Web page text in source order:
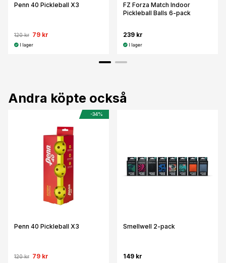
Penn 40 Pickleball X3
120 kr 79 kr
I lager
FZ Forza Match Indoor
Pickleball Balls 6-pack
239 kr
I lager
Andra köpte också
-34%
Penn 40 Pickleball X3
120 kr 79 kr
Smellwell 2-pack
149 kr